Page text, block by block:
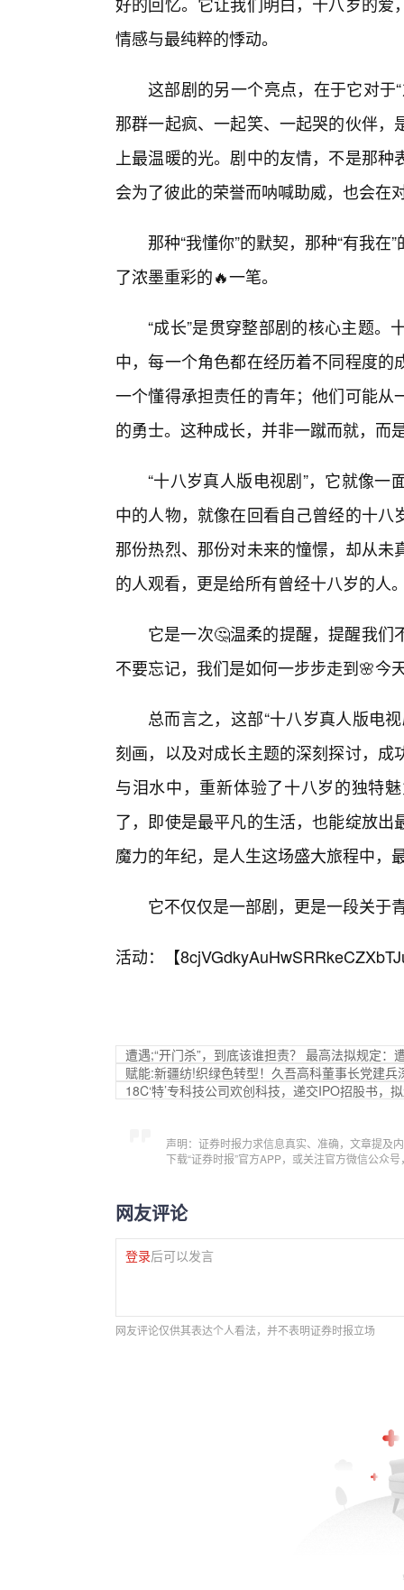
情感与最纯粹的悸动。
这部剧的另一个亮点，在于它对于
那群一起疯、一起笑、一起哭的伙伴
上最温暖的光。剧中的友情，不是那
会为了彼此的荣誉而呐喊助威，也会在
那种“我懂你”的默契，那种“有我
了浓墨重彩的🔥一笔。
“成长”是贯穿整部剧的核心主题
中，每一个角色都在经历着不同程度
一个懂得承担责任的青年；他们可能
的勇士。这种成长，并非一蹴而就，而
“十八岁真人版电视剧”，它就像
中的人物，就像在回看自己曾经的十
那份热烈、那份对未来的憧憬，却从
的人观看，更是给所有曾经十八岁的人
它是一次🤔温柔的提醒，提醒我
不要忘记，我们是如何一步步走到🌸今
总而言之，这部“十八岁真人版电
刻画，以及对成长主题的深刻探讨，
与泪水中，重新体验了十八岁的独特
了，即使是最平凡的生活，也能绽放
魔力的年纪，是人生这场盛大旅程中，
它不仅仅是一部剧，更是一段关于
活动：【
遭遇;“开门杀”，到底该谁担责？ 最高法拟规定：
赋能:新疆纺!织绿色转型！久吾高科董事长党建
18C‘特’专科技公司欢创科技，递交IPO招股书，
声明：证券时报力求信息真实、准确，文章提及
下载“证券时报”官方APP，或关注官方微信公众
网友评论
登录后可以发言
网友评论仅供其表达个人看法，并不表明证券时报立场